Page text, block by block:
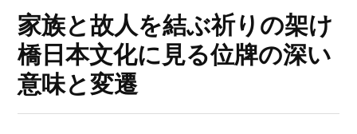
家族と故人を結ぶ祈りの架け
橋日本文化に見る位牌の深い
意味と変遷